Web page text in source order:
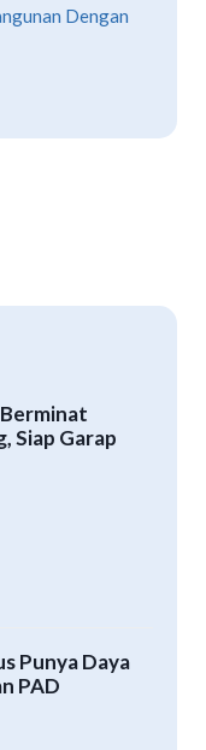
Dengan
Siap Garap
Punya Daya
PAD